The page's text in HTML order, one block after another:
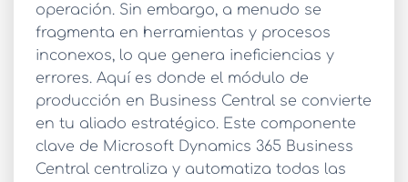
operación. Sin embargo, a menudo se
fragmenta en herramientas y procesos
inconexos, lo que genera ineficiencias y
errores. Aquí es donde el módulo de
producción en Business Central se convierte
en tu aliado estratégico. Este componente
clave de Microsoft Dynamics 365 Business
Central centraliza y automatiza todas las